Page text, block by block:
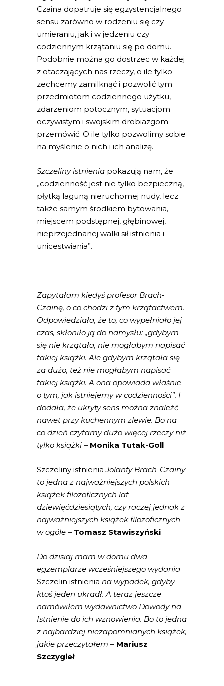
Czaina dopatruje się egzystencjalnego
sensu zarówno w rodzeniu się czy
umieraniu, jak i w jedzeniu czy
codziennym krzątaniu się po domu.
Podobnie można go dostrzec w każdej
z otaczających nas rzeczy, o ile tylko
zechcemy zamilknąć i pozwolić tym
przedmiotom codziennego użytku,
zdarzeniom potocznym, sytuacjom
oczywistym i swojskim drobiazgom
przemówić. O ile tylko pozwolimy sobie
na myślenie o nich i ich analizę.
Szczeliny istnienia pokazują nam, że
„codzienność jest nie tylko bezpieczną,
płytką laguną nieruchomej nudy, lecz
także samym środkiem bytowania,
miejscem podstępnej, głębinowej,
nieprzejednanej walki sił istnienia i
unicestwiania”.
Zapytałam kiedyś profesor Brach-
Czainę, o co chodzi z tym krzątactwem.
Odpowiedziała, że to, co wypełniało jej
czas, skłoniło ją do namysłu: „gdybym
się nie krzątała, nie mogłabym napisać
takiej książki. Ale gdybym krzątała się
za dużo, też nie mogłabym napisać
takiej książki. A ona opowiada właśnie
o tym, jak istniejemy w codzienności”. I
dodała, że ukryty sens można znaleźć
nawet przy kuchennym zlewie. Bo na
co dzień czytamy dużo więcej rzeczy niż
tylko książki – Monika Tutak-Goll
Szczeliny istnieniaJolanty Brach-Czainy
to jedna z najważniejszych polskich
książek filozoficznych lat
dziewięćdziesiątych, czy raczej jednak z
najważniejszych książek filozoficznych
w ogóle – Tomasz Stawiszyński
Do dzisiaj mam w domu dwa
egzemplarze wcześniejszego wydania
Szczelin istnienia na wypadek, gdyby
ktoś jeden ukradł. A teraz jeszcze
namówiłem wydawnictwo Dowody na
Istnienie do ich wznowienia. Bo to jedna
z najbardziej niezapomnianych książek,
jakie przeczytałem – Mariusz
Szczygieł